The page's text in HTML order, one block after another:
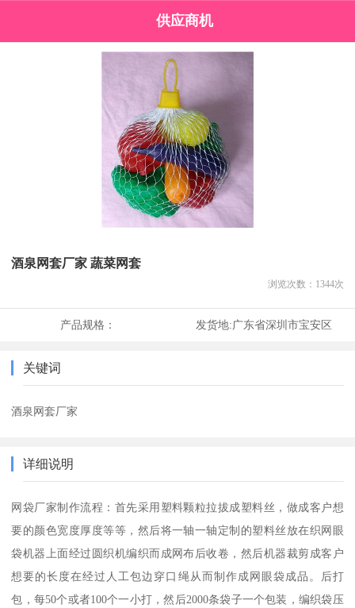
供应商机
酒泉网套厂家 蔬菜网套
浏览次数： 1344次
产品规格： 发货地:广东省深圳市宝安区
关键词
酒泉网套厂家
详细说明
网袋厂家制作流程：首先采用塑料颗粒拉拔成塑料丝，做成客户想
要的颜色宽度厚度等等，然后将一轴一轴定制的塑料丝放在织网眼
袋机器上面经过圆织机编织而成网布后收卷，然后机器裁剪成客户
想要的长度在经过人工包边穿口绳从而制作成网眼袋成品。后打
包，每50个或者100个一小打，然后2000条袋子一个包装，编织袋压